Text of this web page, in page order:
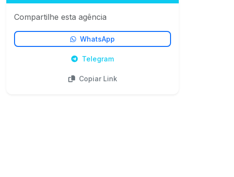
Compartilhe esta agência
WhatsApp
Telegram
Copiar Link